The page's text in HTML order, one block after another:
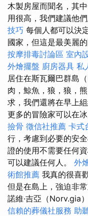
木製房屋而聞名，其
用很高，我們建議他
技巧 每個人都可以決
國家，但這是最美麗
按摩排毒討論區 室內
外燴擺盤 廚房器具 私
居住在斯瓦爾巴群島
肉，鯨魚，狼，狼，
求，我們還將在早上
更多的冒險家可以在
撿骨 徵信社推薦 卡式
行，考慮到必要的安全
證的使用不需要任何
可以建議任何人。 外
術館推薦 我真的很喜
但是在島上，強迫非
諾維·吉亞（Norv.gia
信賴的葬儀社服務 助